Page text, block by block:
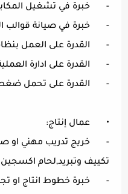
-
خبرة في تشغيل
-
خبرة في صيانة قوالب
-
القدرة على العمل
-
القدرة على ادارة
-
القدرة على تحمل
•
عمال إنتاج:
-
خريج تدريب مهني او
تكييف وتبريد,لحام
-
خبرة خطوط انتاج او